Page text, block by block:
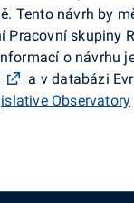
Tento návrh by
Pracovní skupiny
o návrhu
a v databázi
Observatory